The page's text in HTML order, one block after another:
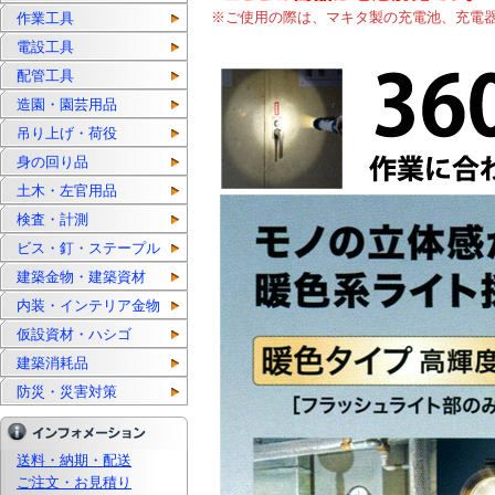
作業工具
電設工具
配管工具
造園・園芸用品
吊り上げ・荷役
身の回り品
土木・左官用品
検査・計測
ビス・釘・ステープル
建築金物・建築資材
内装・インテリア金物
仮設資材・ハシゴ
建築消耗品
防災・災害対策
送料・納期・配送
ご注文・お見積り
※ご使用の際は、マキタ製の充電池、充電